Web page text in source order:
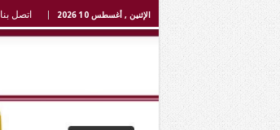
الإثنين , أغسطس 10 2026 اتصل بنا